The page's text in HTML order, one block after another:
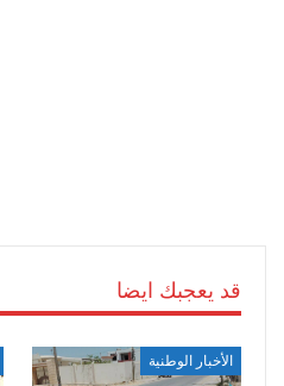
قد يعجبك ايضا
الأخبار الوطنية